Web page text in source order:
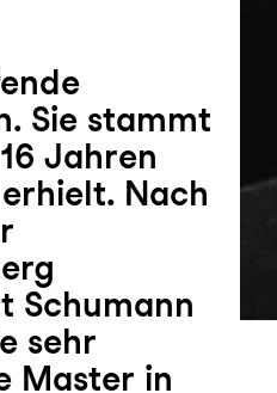
Sie stammt
Jahren
Nach
Schumann
sehr
Master in